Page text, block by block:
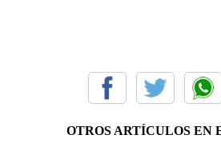
OTROS ARTÍCULOS EN